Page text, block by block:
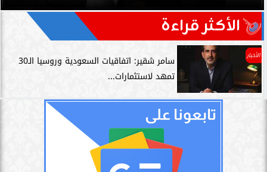
الأكثر قراءة
الأخبار
سامر شقير: اتفاقيات السعودية وروسيا الـ30
تمهد لاستثمارات...